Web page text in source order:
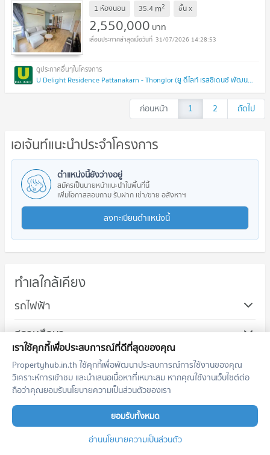
1 ห้องนอน 35.4 m2 ชั้นx
2,550,000 บาท
31/07/2026 14:28:53
U Delight Residence Pattanakarn - Thonglor (ยู ดีไลท์ เรสซิเดนซ์ พัฒนาการ - ทองหล่อ)
ก่อนหน้า 1 2 ถัดไป
เอเจ้นท์แนะนำประจำโครงการ
ตำแหน่งนี้ยังว่างอยู่
สมัครเป็นนายหน้าแนะนำในพื้นที่นี้
เพิ่มโอกาสสอบถาม รับฝาก เช่า/ขาย อสังหาฯ
ลงทะเบียนตำแหน่งนี้
ทำเลใกล้เคียง
รถไฟฟ้า
สถานศึกษา
แหล่งช้อปปิ้ง
ถนน/ย่านธุรกิจ
190 โครงการ
คอนโดให้เช่า ถนนพัฒนาการ
เราใช้คุกกี้เพื่อประสบการณ์ที่ดีที่สุดของคุณ
Propertyhub.in.th ใช้คุกกี้เพื่อพัฒนาประสบการณ์การใช้งานของคุณ
วิเคราะห์การเข้าชม และนำเสนอเนื้อหาที่เหมาะสม หากคุณใช้งานเว็บไซต์ต่อ
ถือว่าคุณยอมรับนโยบายความเป็นส่วนตัวของเรา
ยอมรับทั้งหมด
อ่านนโยบายความเป็นส่วนตัว